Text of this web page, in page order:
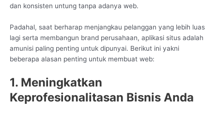
dan konsisten untung tanpa adanya web.
Padahal, saat berharap menjangkau pelanggan yang lebih luas
lagi serta membangun brand perusahaan, aplikasi situs adalah
amunisi paling penting untuk dipunyai. Berikut ini yakni
beberapa alasan penting untuk membuat web:
1. Meningkatkan
Keprofesionalitasan Bisnis Anda